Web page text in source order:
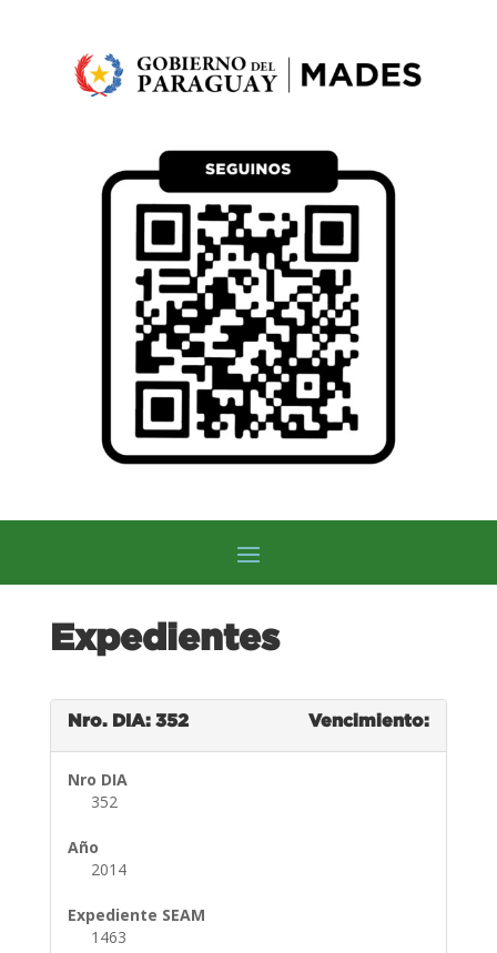
Expedientes
Nro. DIA: 352 Vencimiento:
Nro DIA
352
Año
2014
Expediente SEAM
1463